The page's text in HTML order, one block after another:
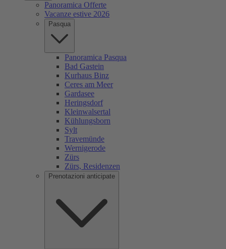
Panoramica Offerte
Vacanze estive 2026
Pasqua
Panoramica Pasqua
Bad Gastein
Kurhaus Binz
Ceres am Meer
Gardasee
Heringsdorf
Kleinwalsertal
Kühlungsborn
Sylt
Travemünde
Wernigerode
Zürs
Zürs, Residenzen
Prenotazioni anticipate